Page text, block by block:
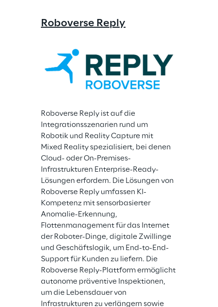
Roboverse Reply
Roboverse Reply ist auf die
Integrationsszenarien rund um
Robotik und Reality Capture mit
Mixed Reality spezialisiert, bei denen
Cloud- oder On-Premises-
Infrastrukturen Enterprise-Ready-
Lösungen erfordern. Die Lösungen von
Roboverse Reply umfassen KI-
Kompetenz mit sensorbasierter
Anomalie-Erkennung,
Flottenmanagement für das Internet
der Roboter-Dinge, digitale Zwillinge
und Geschäftslogik, um End-to-End-
Support für Kunden zu liefern. Die
Roboverse Reply-Plattform ermöglicht
autonome präventive Inspektionen,
um die Lebensdauer von
Infrastrukturen zu verlängern sowie